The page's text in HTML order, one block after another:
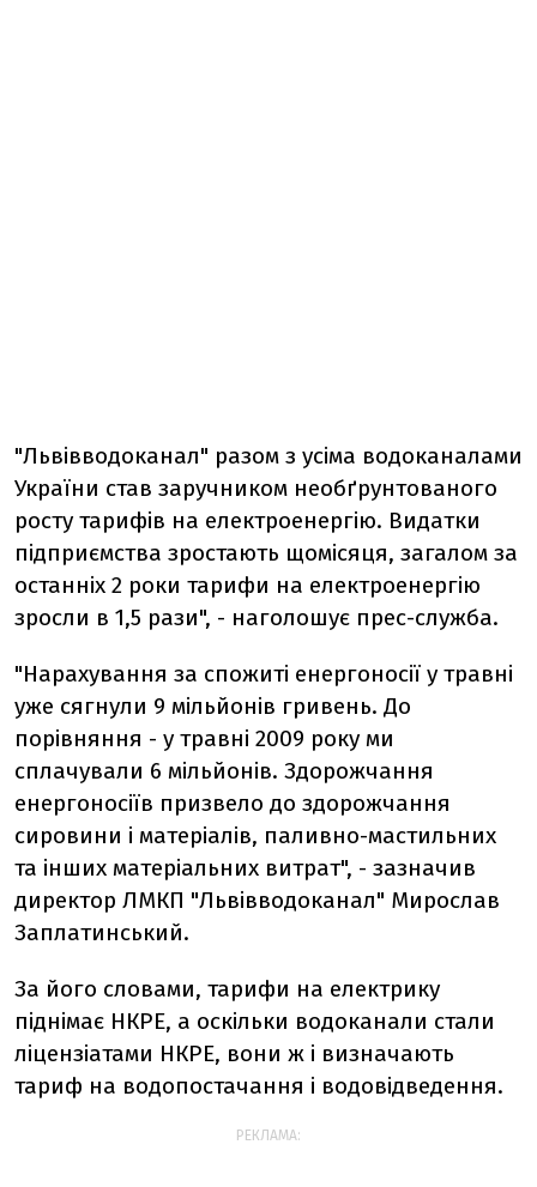
"Львівводоканал" разом з усіма водоканалами
України став заручником необґрунтованого
росту тарифів на електроенергію. Видатки
підприємства зростають щомісяця, загалом за
останніх 2 роки тарифи на електроенергію
зросли в 1,5 рази", - наголошує прес-служба.
"Нарахування за спожиті енергоносії у травні
уже сягнули 9 мільйонів гривень. До
порівняння - у травні 2009 року ми
сплачували 6 мільйонів. Здорожчання
енергоносіїв призвело до здорожчання
сировини і матеріалів, паливно-мастильних
та інших матеріальних витрат", - зазначив
директор ЛМКП "Львівводоканал" Мирослав
Заплатинський.
За його словами, тарифи на електрику
піднімає НКРЕ, а оскільки водоканали стали
ліцензіатами НКРЕ, вони ж і визначають
тариф на водопостачання і водовідведення.
РЕКЛАМА: